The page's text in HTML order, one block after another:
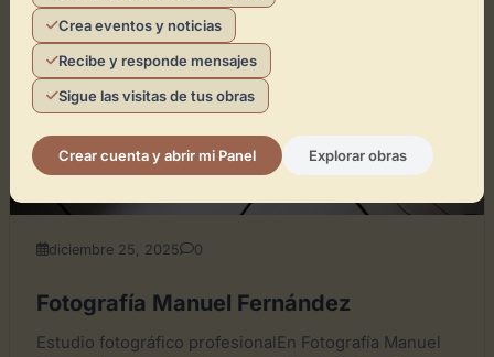
diciembre 25, 2025 0
Fotografía Manuel Fernández
Estudio fotográfico profesionalEn Fotografía Manuel
Crea eventos y noticias
Recibe y responde mensajes
Sigue las visitas de tus obras
Crear cuenta y abrir mi Panel Explorar obras